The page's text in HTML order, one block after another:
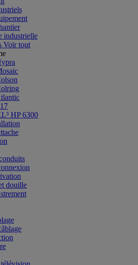
industrielle
Voir tout
HP 6300
douille